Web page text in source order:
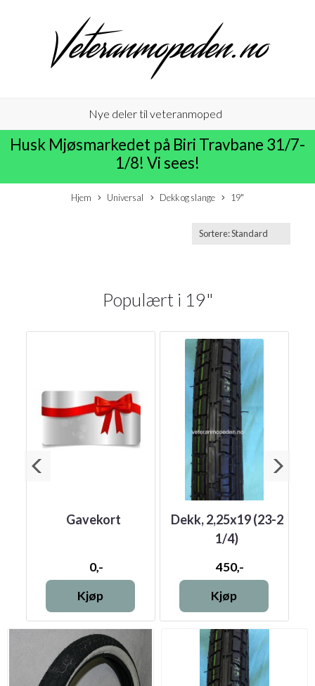
Nye deler til veteranmoped
Husk Mjøsmarkedet på Biri Travbane 31/7-
1/8! Vi sees!
Hjem Universal Dekk og slange 19"
Populært i 19"
Gavekort
0,-
Kjøp
Dekk, 2,25x19 (23-2
1/4)
450,-
Kjøp